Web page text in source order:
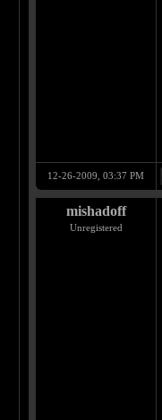
12-26-2009, 03:37 PM
mishadoff
Unregistered